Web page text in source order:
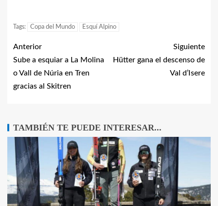
Tags: Copa del Mundo Esquí Alpino
Anterior
Sube a esquiar a La Molina
o Vall de Núria en Tren
gracias al Skitren
Siguiente
Hütter gana el descenso de
Val d’Isere
TAMBIÉN TE PUEDE INTERESAR...